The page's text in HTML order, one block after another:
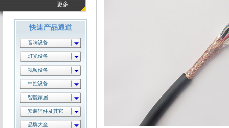
更多...
快速产品通道
音响设备
灯光设备
视频设备
中控设备
智能家居
安装辅件及其它
品牌大全